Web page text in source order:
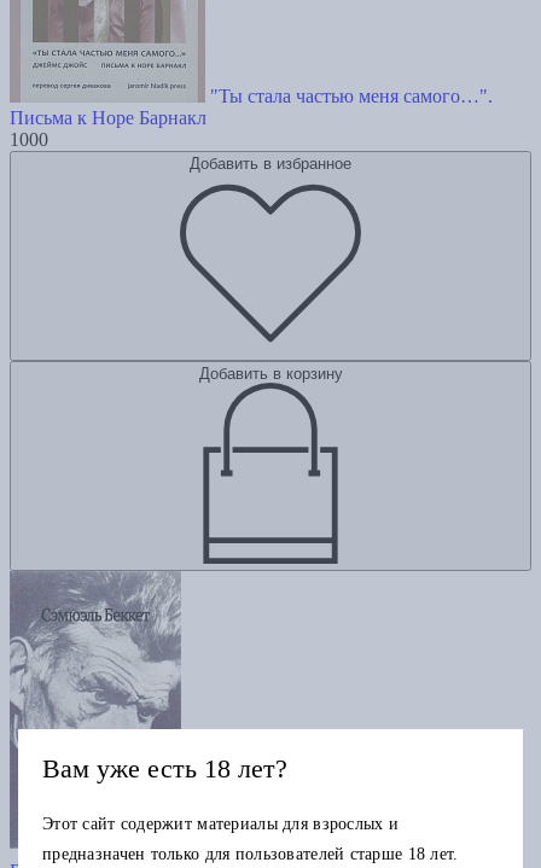
"Ты стала частью меня самого…".
Письма к Норе Барнакл
1000
Добавить в избранное
Добавить в корзину
Как есть
Вам уже есть 18 лет?
Этот сайт содержит материалы для взрослых и
предназначен только для пользователей старше 18 лет.